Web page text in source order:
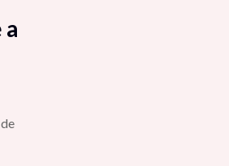
y empíricas en la
4:00 pm
violencia política en el proceso
actividades académicas
y Coordinación Social
(ORGA): Violencia de género